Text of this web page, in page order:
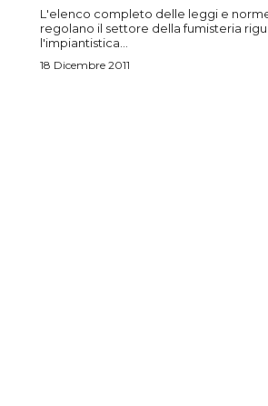
L'elenco completo delle leggi e
regolano il settore della fumisteria
l'impiantistica...
18 Dicembre 2011